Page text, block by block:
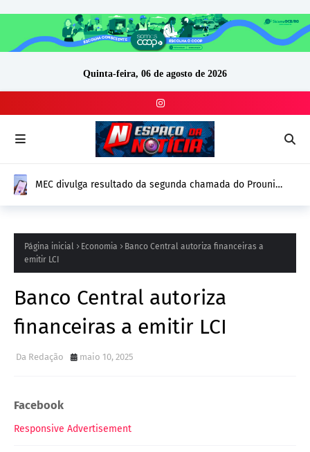
Quinta-feira, 06 de agosto de 2026
MEC divulga resultado da segunda chamada do Prouni
Página inicial Economia
Banco Central autoriza financeiras a
emitir LCI
Banco Central autoriza
financeiras a emitir LCI
Da Redação maio 10, 2025
Facebook
Responsive Advertisement